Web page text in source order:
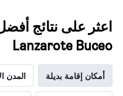
اعثر على نتائج
Lanzarote Buceo
أمكان إقامة بديلة المدن